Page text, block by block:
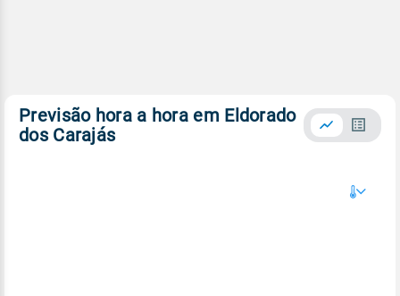
Previsão hora a hora em Eldorado
dos Carajás